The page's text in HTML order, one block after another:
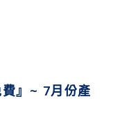
』~ 7月份產